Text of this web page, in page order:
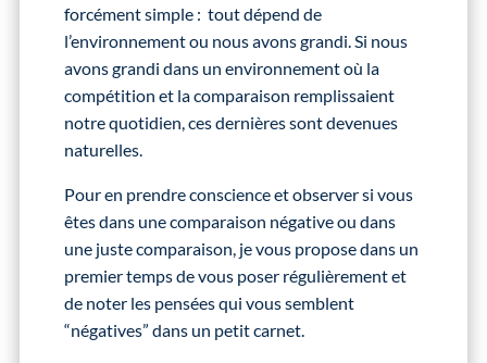
forcément simple : tout dépend de
l’environnement ou nous avons grandi. Si nous
avons grandi dans un environnement où la
compétition et la comparaison remplissaient
notre quotidien, ces dernières sont devenues
naturelles.
Pour en prendre conscience et observer si vous
êtes dans une comparaison négative ou dans
une juste comparaison, je vous propose dans un
premier temps de vous poser régulièrement et
de noter les pensées qui vous semblent
“négatives” dans un petit carnet.